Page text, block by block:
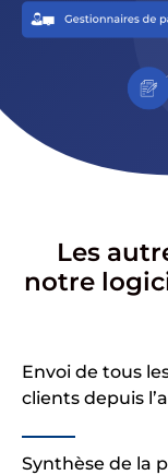
Les
notre
Envoi de tous
clients depuis
Synthèse de la